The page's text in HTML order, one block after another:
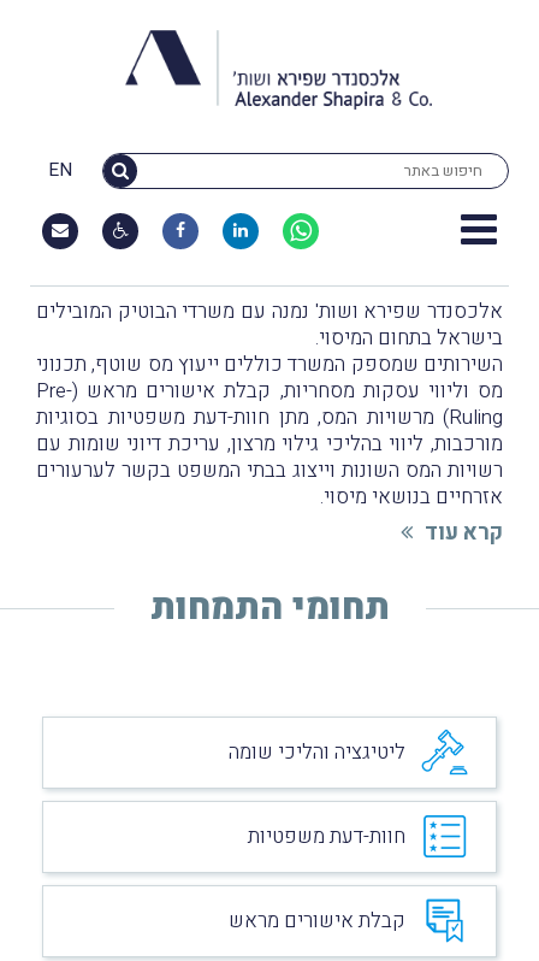
EN
אלכסנדר שפירא ושות' נמנה עם משרדי הבוטיק המובילים
בישראל בתחום המיסוי.
השירותים שמספק המשרד כוללים ייעוץ מס שוטף, תכנוני
מס וליווי עסקות מסחריות, קבלת אישורים מראש (Pre-
Ruling) מרשויות המס, מתן חוות-דעת משפטיות בסוגיות
מורכבות, ליווי בהליכי גילוי מרצון, עריכת דיוני שומות עם
רשויות המס השונות וייצוג בבתי המשפט בקשר לערעורים
אזרחיים בנושאי מיסוי.
קרא עוד
תחומי התמחות
ליטיגציה והליכי שומה
חוות-דעת משפטיות
קבלת אישורים מראש